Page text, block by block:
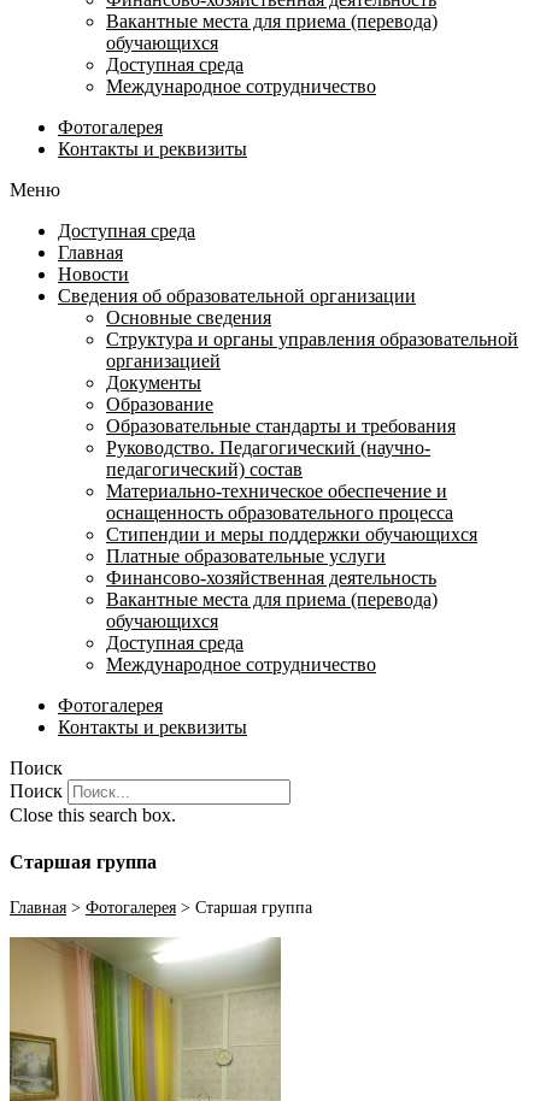
Вакантные места для приема (перевода)
обучающихся
Доступная среда
Международное сотрудничество
Фотогалерея
Контакты и реквизиты
Меню
Доступная среда
Главная
Новости
Сведения об образовательной организации
Основные сведения
Структура и органы управления образовательной
организацией
Документы
Образование
Образовательные стандарты и требования
Руководство. Педагогический (научно-
педагогический) состав
Материально-техническое обеспечение и
оснащенность образовательного процесса
Стипендии и меры поддержки обучающихся
Платные образовательные услуги
Финансово-хозяйственная деятельность
Вакантные места для приема (перевода)
обучающихся
Доступная среда
Международное сотрудничество
Фотогалерея
Контакты и реквизиты
Поиск
Поиск
Close this search box.
Старшая группа
Главная > Фотогалерея > Старшая группа